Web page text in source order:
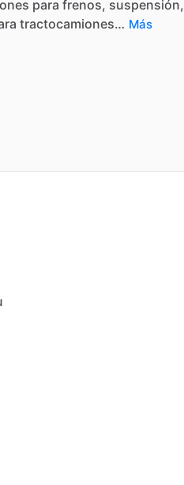
para frenos, suspensión,
tractocamiones… Más